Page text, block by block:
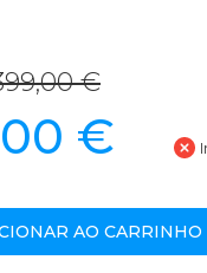
€
€
AO CARRINHO